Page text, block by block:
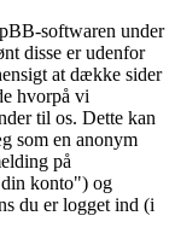
softwaren under
disse er udenfor
at dække sider
hvorpå vi
til os. Dette kan
som en anonym
på
konto") og
du er logget ind (i